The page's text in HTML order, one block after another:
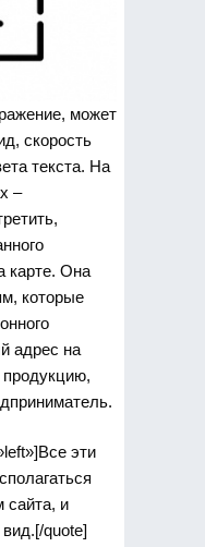
может
скорость
текста. На
–
карте. Она
которые
адрес на
продукцию,
эти
сайта, и
quote]